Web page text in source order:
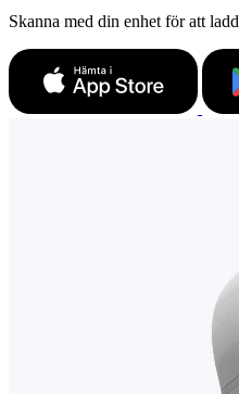
Skanna med din enhet för att